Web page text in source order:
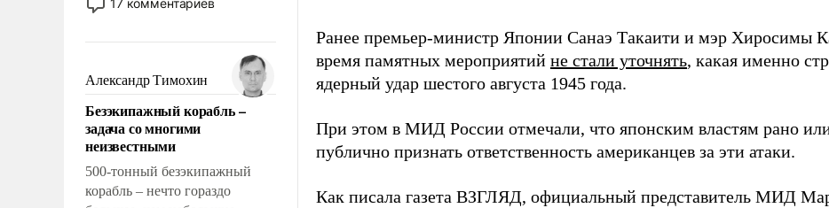
исключили с правом
чем она отличается от просто
образованных людей. Иногда
казалось, что эти вопросы
решены раз и навсегда, но –
нет, не решены.
Александр Тимохин
Безэкипажный корабль –
задача со многими
неизвестными
500-тонный безэкипажный
корабль – нечто гораздо
Ранее премьер-министр Японии Санаэ Такаити и мэр Хиросимы
время памятных мероприятий не стали уточнять, какая именно
ядерный удар шестого августа 1945 года.
При этом в МИД России отмечали, что японским властям рано
публично признать ответственность американцев за эти атаки.
Как писала газета ВЗГЛЯД, официальный представитель МИД